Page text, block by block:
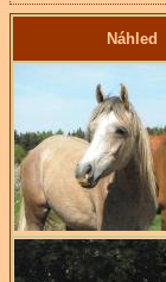
Náhled